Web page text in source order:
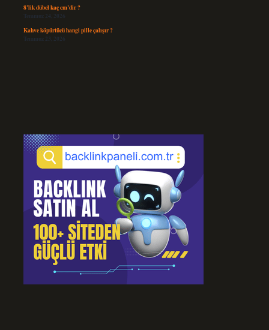
8’lik dübel kaç cm’dir ?
Temmuz 24, 2026
Kahve köpürtücü hangi pille çalışır ?
Temmuz 23, 2026